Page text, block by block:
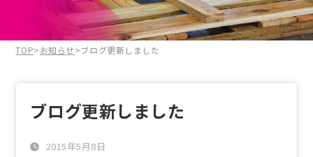
TOP>お知らせ>ブログ更新しました
ブログ更新しました
2015年5月8日